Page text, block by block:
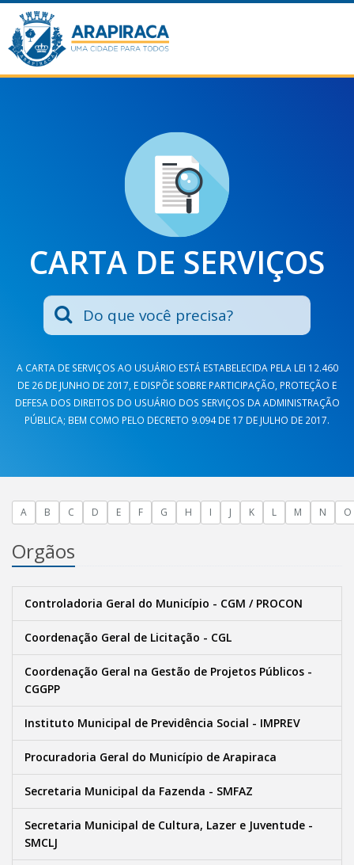
CARTA DE SERVIÇOS
A CARTA DE SERVIÇOS AO USUÁRIO ESTÁ ESTABELECIDA PELA LEI 12.460
DE 26 DE JUNHO DE 2017, E DISPÕE SOBRE PARTICIPAÇÃO, PROTEÇÃO E
DEFESA DOS DIREITOS DO USUÁRIO DOS SERVIÇOS DA ADMINISTRAÇÃO
PÚBLICA; BEM COMO PELO DECRETO 9.094 DE 17 DE JULHO DE 2017.
A B C D E F G H I J K L M N O
Orgãos
Controladoria Geral do Município - CGM / PROCON
Coordenação Geral de Licitação - CGL
Coordenação Geral na Gestão de Projetos Públicos -
CGGPP
Instituto Municipal de Previdência Social - IMPREV
Procuradoria Geral do Município de Arapiraca
Secretaria Municipal da Fazenda - SMFAZ
Secretaria Municipal de Cultura, Lazer e Juventude -
SMCLJ